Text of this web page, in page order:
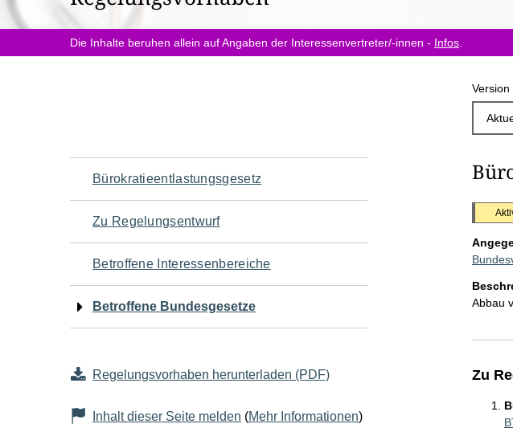
hier:Die Inhalte beruhen allein auf Angaben der Interessenvertreter/-innen - Infos
Navigation
für
den
Seiteninhalt
Bürokratieentlastungsgesetz
Zu Regelungsentwurf
Betroffene Interessenbereiche
Betroffene Bundesgesetze
Regelungsvorhaben herunterladen (PDF)
Inhalt dieser Seite melden (Mehr Informationen)
Abbau
Zu